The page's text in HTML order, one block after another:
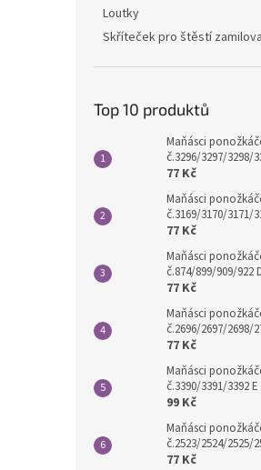
Loutky
Skříteček pro štěstí
Top 10 produktů
Maňásci
č.3296/3297/3298/
77 Kč
Maňásci
č.3169/3170/3171/
77 Kč
Maňásci
č.874/899/909/922
77 Kč
Maňásci
č.2696/2697/2698/
77 Kč
Maňásci
č.3390/3391/3392 E
99 Kč
Maňásci
č.2523/2524/2525/
77 Kč